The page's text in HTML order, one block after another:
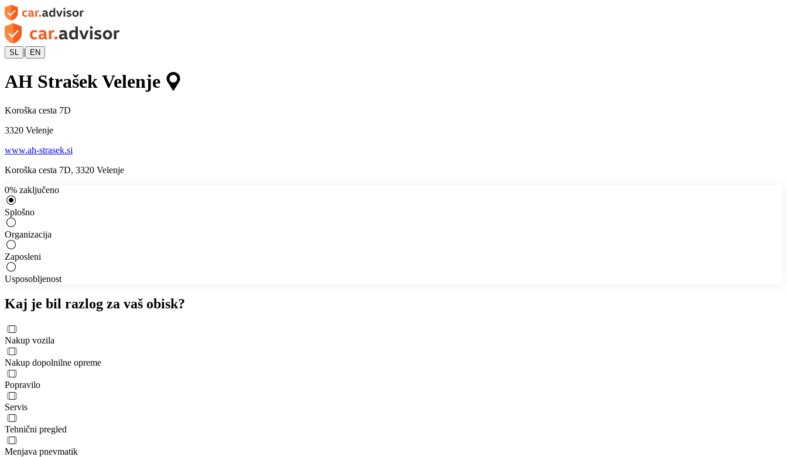
SL | EN
AH Strašek Velenje
Koroška cesta 7D
3320 Velenje
www.ah-strasek.si
Koroška cesta 7D, 3320 Velenje
0% zaključeno
Splošno
Organizacija
Zaposleni
Usposobljenost
Kaj je bil razlog za vaš obisk?
Nakup vozila
Nakup dopolnilne opreme
Popravilo
Servis
Tehnični pregled
Menjava pnevmatik